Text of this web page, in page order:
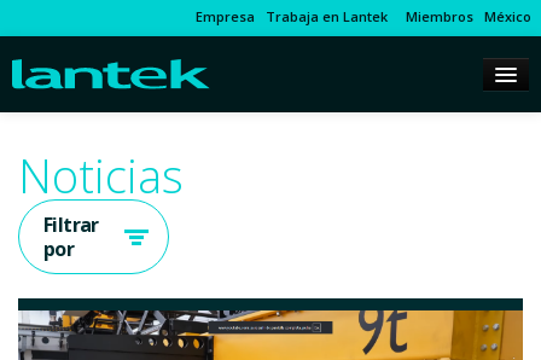
Empresa Trabaja en Lantek Miembros México
Noticias
Filtrar
por